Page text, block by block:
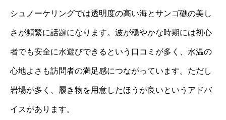
シュノーケリングでは透明度の高い海とサンゴ礁の美し
さが頻繁に話題になります。波が穏やかな時期には初心
者でも安全に水遊びできるという口コミが多く、水温の
心地よさも訪問者の満足感につながっています。ただし
岩場が多く、履き物を用意したほうが良いというアドバ
イスがあります。